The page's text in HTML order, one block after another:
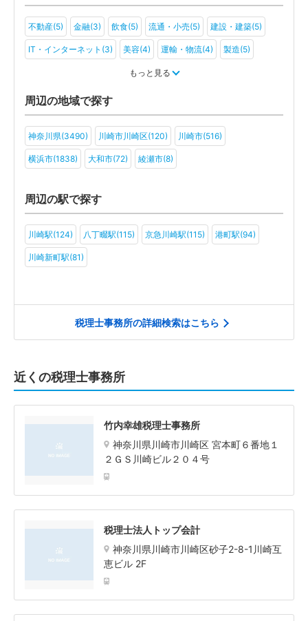
不動産(5) 金融(3) 飲食(5) 流通・小売(5) 建設・建築(5)
IT・インターネット(3) 美容(4) 運輸・物流(4) 製造(5)
旅行・ホテル(2)
アミューズメント・レジャー(3)
もっと見る
周辺の地域で探す
神奈川県(3490) 川崎市川崎区(120) 川崎市(516)
横浜市(1838) 大和市(72) 綾瀬市(8)
周辺の駅で探す
川崎駅(124) 八丁畷駅(115) 京急川崎駅(115) 港町駅(94)
川崎新町駅(81)
税理士事務所の詳細検索はこちら
近くの税理士事務所
竹内幸雄税理士事務所
神奈川県川崎市川崎区 宮本町６番地１
２ＧＳ川崎ビル２０４号
税理士法人トップ会計
神奈川県川崎市川崎区砂子2-8-1川崎互
恵ビル 2F